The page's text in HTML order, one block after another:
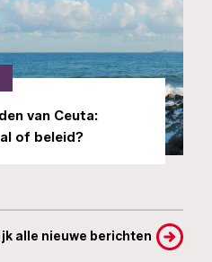
van Ceuta:
of beleid?
alle nieuwe berichten